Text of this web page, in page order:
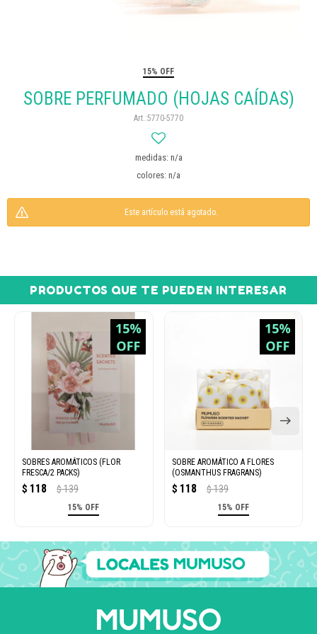
15% OFF
SOBRE PERFUMADO (HOJAS CAÍDAS)
5770-5770
medidas: n/a
colores: n/a
Este artículo está agotado.
PRODUCTOS QUE TE PUEDEN INTERESAR
SOBRES AROMÁTICOS (FLOR
FRESCA/2 PACKS)
$ 118 $ 139
15% OFF
SOBRE AROMÁTICO A FLORES
(OSMANTHUS FRAGRANS)
$ 118 $ 139
15% OFF